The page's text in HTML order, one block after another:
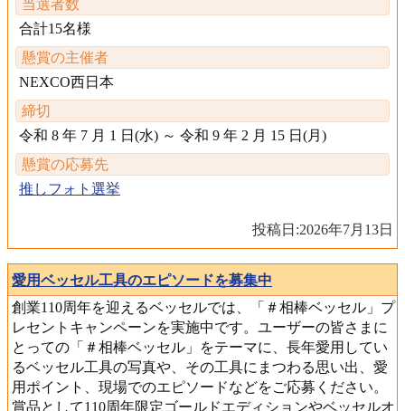
当選者数
合計15名様
懸賞の主催者
NEXCO西日本
締切
令和 8 年 7 月 1 日(水) ～ 令和 9 年 2 月 15 日(月)
懸賞の応募先
推しフォト選挙
投稿日:2026年7月13日
愛用ベッセル工具のエピソードを募集中
創業110周年を迎えるベッセルでは、「＃相棒ベッセル」プ
レセントキャンペーンを実施中です。ユーザーの皆さまに
とっての「＃相棒ベッセル」をテーマに、長年愛用してい
るベッセル工具の写真や、その工具にまつわる思い出、愛
用ポイント、現場でのエピソードなどをご応募ください。
賞品として110周年限定ゴールドエディションやベッセルオ